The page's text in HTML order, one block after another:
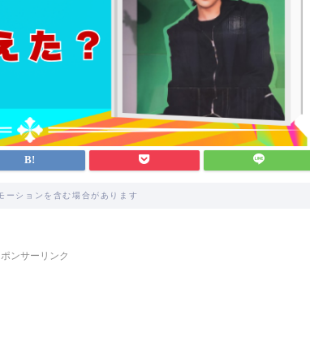
ーションを含む場合があります
ンサーリンク